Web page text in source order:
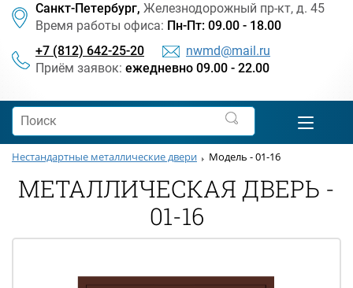
Санкт-Петербург, Железнодорожный пр-кт, д. 45
Время работы офиса: Пн-Пт: 09.00 - 18.00
+7 (812) 642-25-20
nwmd@mail.ru
Приём заявок: ежедневно 09.00 - 22.00
Нестандартные металлические двери Модель - 01-16
МЕТАЛЛИЧЕСКАЯ ДВЕРЬ -
01-16